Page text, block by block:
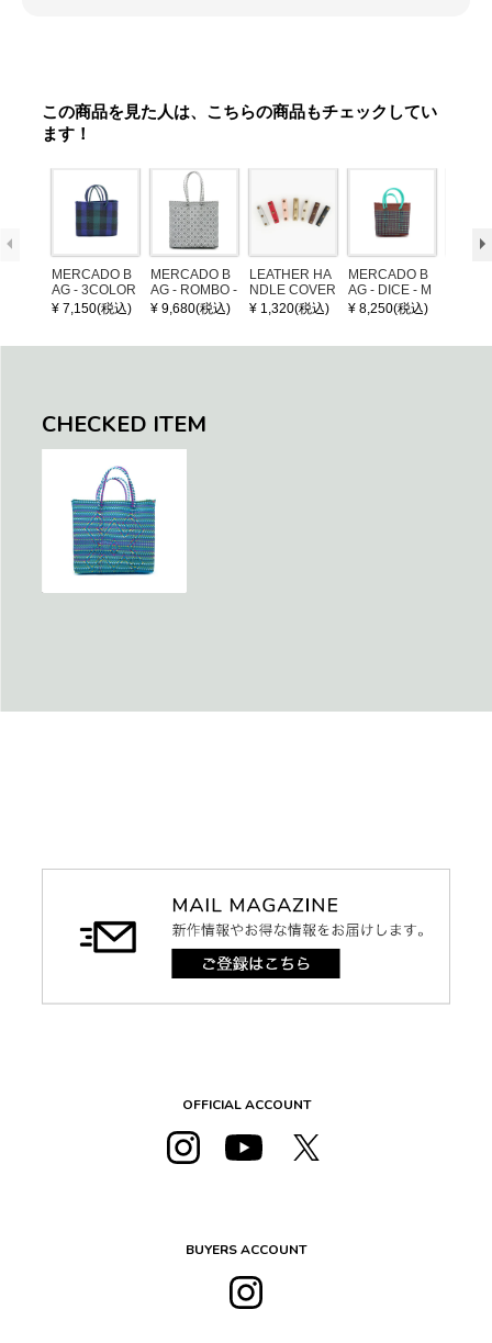
この商品を見た人は、こちらの商品もチェックしてい
ます！
MERCADO B
AG - 3COLOR
S CHECK - Bl
¥ 7,150(税込)
MERCADO B
AG - ROMBO -
LONG HANDL
¥ 9,680(税込)
LEATHER HA
NDLE COVER
¥ 1,320(税込)
MERCADO B
AG - DICE - M
OSAIC - Copp
¥ 8,250(税込)
CHECKED ITEM
OFFICIAL ACCOUNT
BUYERS ACCOUNT